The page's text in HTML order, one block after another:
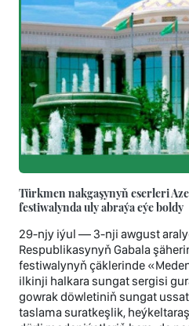
Türkmen nakgaşynyň eserleri
festiwalynda uly abraýa eýe boldy
29-njy iýul — 3-nji awgust
Respublikasynyň Gabala
festiwalynyň çäklerinde
ilkinji halkara sungat sergisi
gowrak döwletiniň sungat
taslama suratkeşlik,